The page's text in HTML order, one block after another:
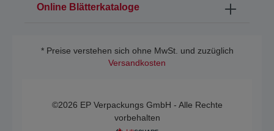
Online Blätterkataloge
* Preise verstehen sich ohne MwSt. und zuzüglich
Versandkosten
©2026 EP Verpackungs GmbH - Alle Rechte
vorbehalten